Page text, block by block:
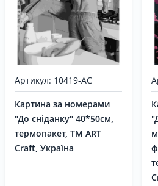
Артикул: 10419-AC
Картина за номерами
"До сніданку" 40*50см,
термопакет, ТМ ART
Craft, Україна